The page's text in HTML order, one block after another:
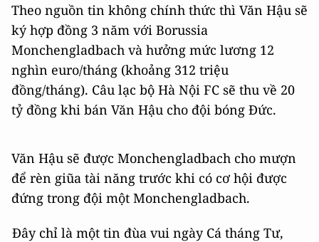
Theo nguồn tin không chính thức thì Văn Hậu sẽ
ký hợp đồng 3 năm với Borussia
Monchengladbach và hưởng mức lương 12
nghìn euro/tháng (khoảng 312 triệu
đồng/tháng). Câu lạc bộ Hà Nội FC sẽ thu về 20
tỷ đồng khi bán Văn Hậu cho đội bóng Đức.
Văn Hậu sẽ được Monchengladbach cho mượn
để rèn giũa tài năng trước khi có cơ hội được
đứng trong đội một Monchengladbach.
Đây chỉ là một tin đùa vui ngày Cá tháng Tư,